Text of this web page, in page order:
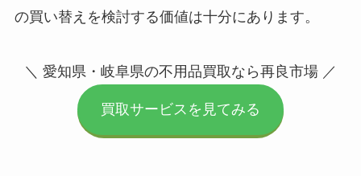
の買い替えを検討する価値は十分にあります。
＼ 愛知県・岐阜県の不用品買取なら再良市場 ／
買取サービスを見てみる